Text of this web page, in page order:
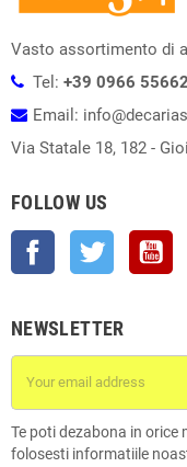
Vasto assortimento di
Tel: +39 0966
Email:
Via Statale 18, 182 -
FOLLOW US
Facebook Twitter
NEWSLETTER
Te poti dezabona in
folosesti informatiile